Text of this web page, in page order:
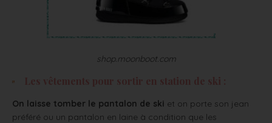
shop.moonboot.com
On laisse tomber le pantalon de ski et on porte son jean
préféré ou un pantalon en laine à condition que les